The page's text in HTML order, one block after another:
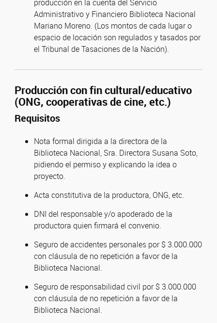
producción en la cuenta del Servicio
Administrativo y Financiero Biblioteca Nacional
Mariano Moreno. (Los montos de cada lugar o
espacio de locación son regulados y tasados por
el Tribunal de Tasaciones de la Nación).
Producción con fin cultural/educativo
(ONG, cooperativas de cine, etc.)
Requisitos
Nota formal dirigida a la directora de la
Biblioteca Nacional, Sra. Directora Susana Soto,
pidiendo el permiso y explicando la idea o
proyecto.
Acta constitutiva de la productora, ONG, etc.
DNI del responsable y/o apoderado de la
productora quien firmará el convenio.
Seguro de accidentes personales por $ 3.000.000
con cláusula de no repetición a favor de la
Biblioteca Nacional.
Seguro de responsabilidad civil por $ 3.000.000
con cláusula de no repetición a favor de la
Biblioteca Nacional.